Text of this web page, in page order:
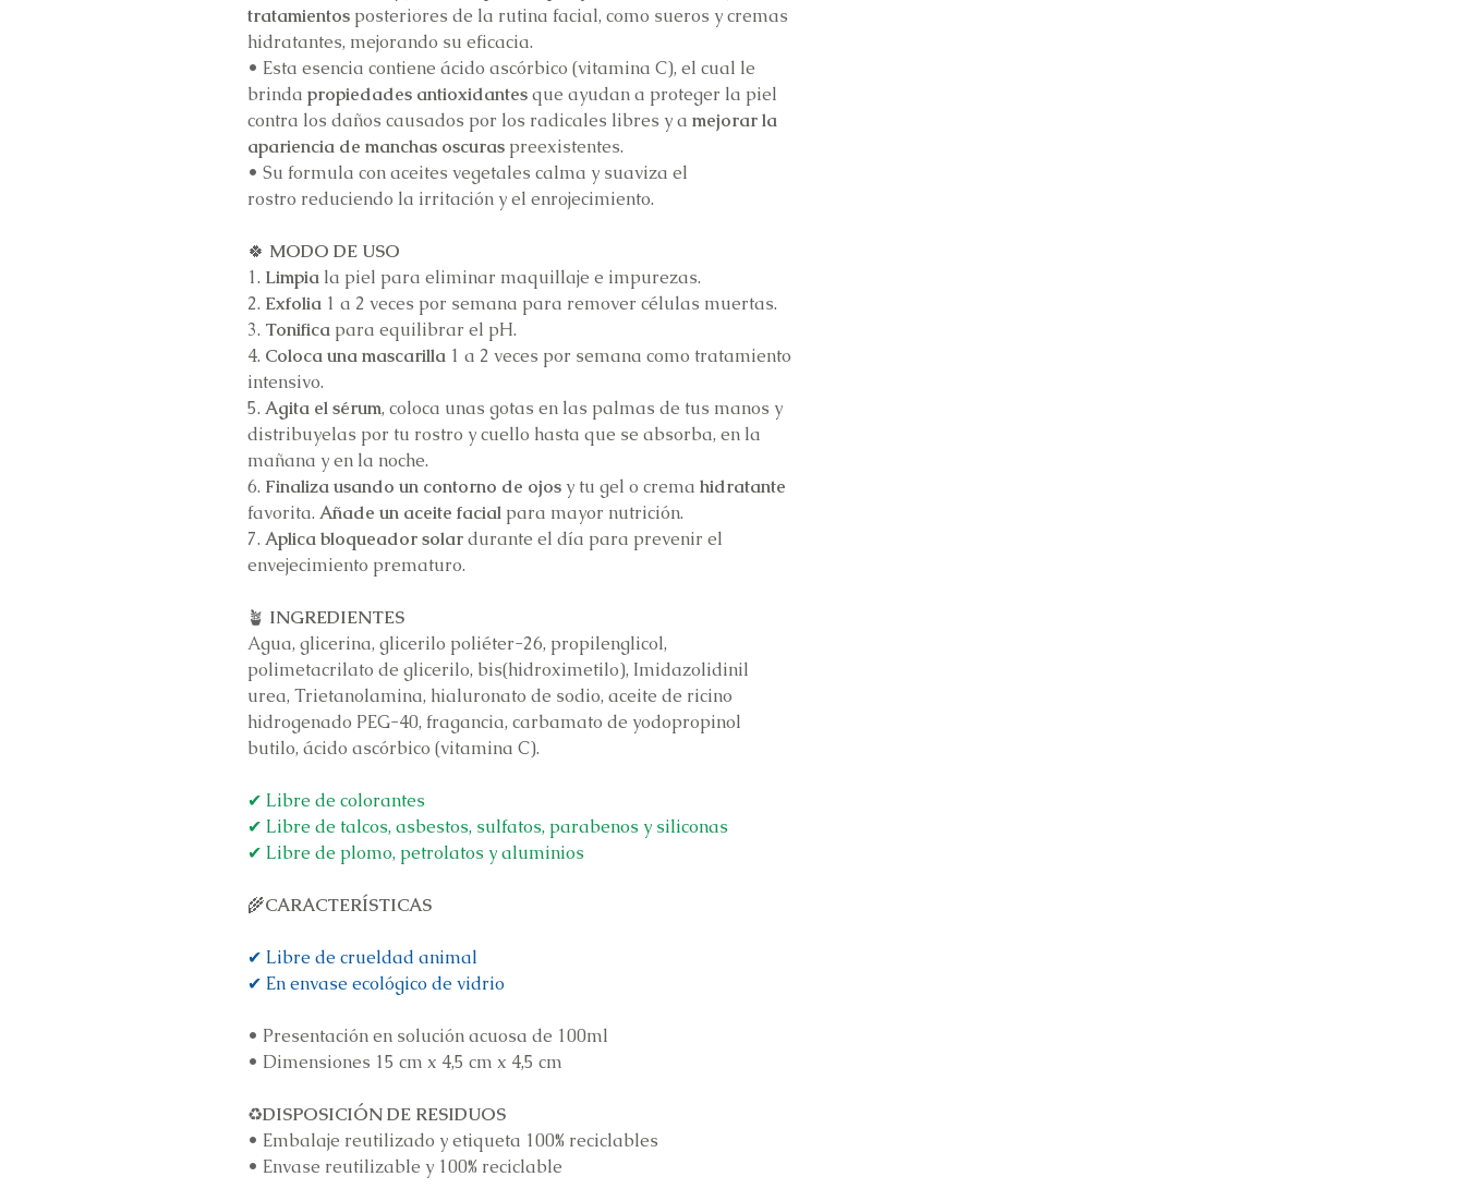
tratamientos posteriores de la rutina facial, como sueros y cremas
hidratantes, mejorando su eficacia.
• Esta esencia contiene ácido ascórbico (vitamina C), el cual le
brinda propiedades antioxidantesque ayudan a proteger la piel
contra los daños causados por los radicales libres y a mejorar la
apariencia de manchas oscuras preexistentes.
• Su formula con aceites vegetales calma y suaviza el
rostro reduciendo la irritación y el enrojecimiento.
🍀 MODO DE USO
1. Limpia la piel para eliminar maquillaje e impurezas.
2. Exfolia 1 a 2 veces por semana para remover células muertas.
3. Tonifica para equilibrar el pH.
4. Coloca una mascarilla 1 a 2 veces por semana como tratamiento
intensivo.
5. Agita el sérum, coloca unas gotas en las palmas de tus manos y
distribuyelas por tu rostro y cuello hasta que se absorba, en la
mañana y en la noche.
6. Finaliza usando un contorno de ojosy tu gel o crema hidratante
favorita. Añade un aceite facial para mayor nutrición.
7. Aplica bloqueador solardurante el día para prevenir el
envejecimiento prematuro.
🪴 INGREDIENTES
Agua, glicerina, glicerilo poliéter-26, propilenglicol,
polimetacrilato de glicerilo, bis(hidroximetilo), Imidazolidinil
urea, Trietanolamina, hialuronato de sodio, aceite de ricino
hidrogenado PEG-40, fragancia, carbamato de yodopropinol
butilo, ácido ascórbico (vitamina C).
✔ Libre de colorantes
✔ Libre de talcos, asbestos, sulfatos, parabenos y siliconas
✔ Libre de plomo, petrolatos y aluminios
🌾CARACTERÍSTICAS
✔ Libre de crueldad animal
✔ En envase ecológico de vidrio
• Presentación en solución acuosa de 100ml
• Dimensiones 15 cm x 4,5 cm x 4,5 cm
♻️DISPOSICIÓN DE RESIDUOS
• Embalaje reutilizado y etiqueta 100% reciclables
• Envase reutilizable y 100% reciclable